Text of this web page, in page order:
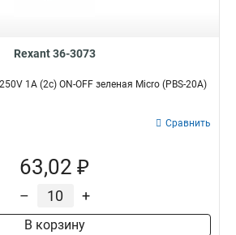
Rexant 36-3073
1А (2с) ON-OFF зеленая Micro (PBS-20А)
Сравнить
63,02 ₽
– +
В корзину